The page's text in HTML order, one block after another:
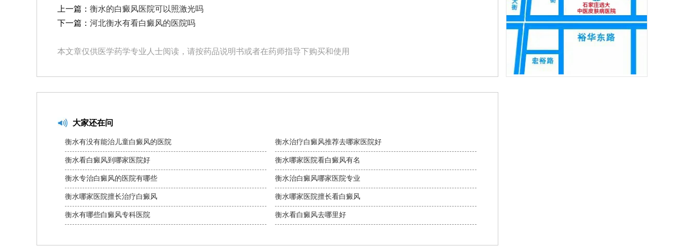
上一篇： 衡水的白癜风医院可以照激光吗
下一篇： 河北衡水有看白癜风的医院吗
本文章仅供医学药学专业人士阅读，请按药品说明书或者在药师指导下购买和使用
大家还在问
衡水有没有能治儿童白癜风的医院
衡水看白癜风到哪家医院好
衡水专治白癜风的医院有哪些
衡水哪家医院擅长治疗白癜风
衡水有哪些白癜风专科医院
衡水治疗白癜风推荐去哪家医院好
衡水哪家医院看白癜风有名
衡水治白癜风哪家医院专业
衡水哪家医院擅长看白癜风
衡水看白癜风去哪里好